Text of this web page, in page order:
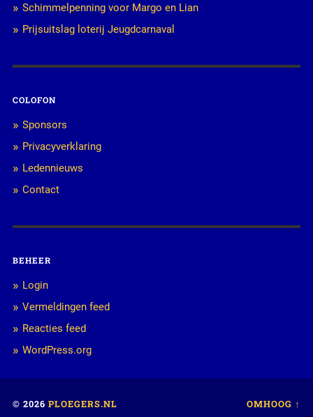
Schimmelpenning voor Margo en Lian
Prijsuitslag loterij Jeugdcarnaval
COLOFON
Sponsors
Privacyverklaring
Ledennieuws
Contact
BEHEER
Login
Vermeldingen feed
Reacties feed
WordPress.org
© 2026 PLOEGERS.NL OMHOOG ↑